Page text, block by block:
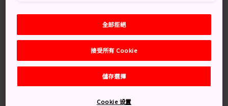
從東京出發，可選乘上越新幹線，或北陸新幹線到高崎
站，然後轉搭上信線到上州富岡站。車程1.5小時。
1,400 年歷史的古老神社
群馬其中一所最重要的神社位於富岡。這間 1,400 年歷史
的貫前神社（國家重要文化財產），供奉掌管編織與農業
全部拒絕
接受所有 Cookie
儲存選擇
Cookie 设置